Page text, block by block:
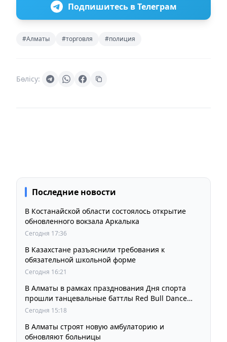
Подпишитесь в Телеграм
#Алматы #торговля #полиция
Бөлісу:
Последние новости
В Костанайской области состоялось открытие
обновленного вокзала Аркалыка
Сегодня 17:36
В Казахстане разъяснили требования к
обязательной школьной форме
Сегодня 16:21
В Алматы в рамках празднования Дня спорта
прошли танцевальные баттлы Red Bull Dance
Your Style
Сегодня 15:18
В Алматы строят новую амбулаторию и
обновляют больницы